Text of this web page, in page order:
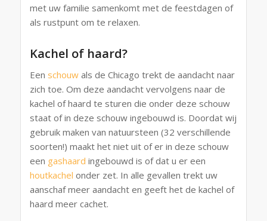
met uw familie samenkomt met de feestdagen of
als rustpunt om te relaxen.
Kachel of haard?
Een schouwals de Chicago trekt de aandacht naar
zich toe. Om deze aandacht vervolgens naar de
kachel of haard te sturen die onder deze schouw
staat of in deze schouw ingebouwd is. Doordat wij
gebruik maken van natuursteen (32 verschillende
soorten!) maakt het niet uit of er in deze schouw
een gashaard ingebouwd is of dat u er een
houtkachel onder zet. In alle gevallen trekt uw
aanschaf meer aandacht en geeft het de kachel of
haard meer cachet.